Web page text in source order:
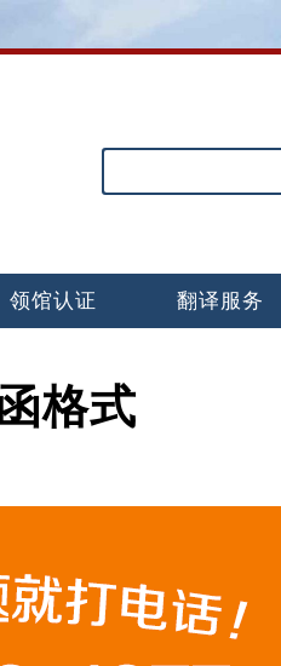
领馆认证 翻译服务
格式